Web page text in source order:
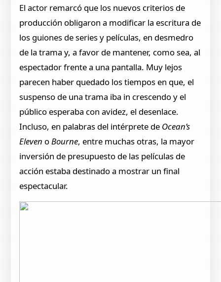
El actor remarcó que los nuevos criterios de
producción obligaron a modificar la escritura de
los guiones de series y películas, en desmedro
de la trama y, a favor de mantener, como sea, al
espectador frente a una pantalla. Muy lejos
parecen haber quedado los tiempos en que, el
suspenso de una trama iba in crescendo y el
público esperaba con avidez, el desenlace.
Incluso, en palabras del intérprete de Ocean’s
Eleven o Bourne, entre muchas otras, la mayor
inversión de presupuesto de las películas de
acción estaba destinado a mostrar un final
espectacular.